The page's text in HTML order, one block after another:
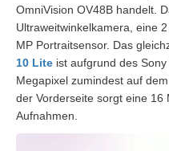
OmniVision OV48B handelt.
Ultraweitwinkelkamera, eine
MP Portraitsensor. Das
10 Lite ist aufgrund des
Megapixel zumindest auf
der Vorderseite sorgt eine 16
Aufnahmen.